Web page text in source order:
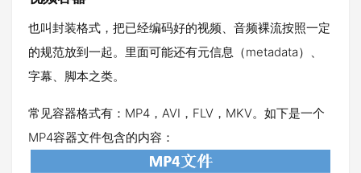
也叫封装格式，把已经编码好的视频、音频裸流按照一定
的规范放到一起。里面可能还有元信息（metadata）、
字幕、脚本之类。
常见容器格式有：MP4，AVI，FLV，MKV。如下是一个
MP4容器文件包含的内容：